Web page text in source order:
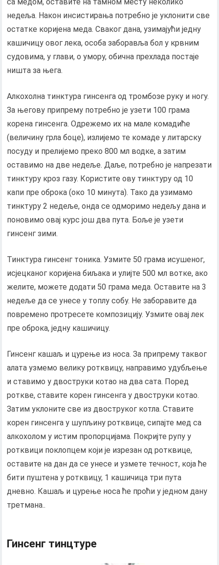
недеља. Након инсистирања потребно је уклонити све
остатке коријена меда. Сваког дана, узимајући једну
кашичицу овог лека, особа заборавља бол у крвним
судовима, у глави, о умору, обична прехлада постаје
ништа за њега.
Алкохолна тинктура гинсенга од тромбозе руку и ногу.
За његову припрему потребно је узети 100 грама
корена гинсенга. Одрежемо их на мале комадиће
(величину грла боце), излијемо те комаде у литарску
посуду и прелијемо преко 800 мл водке, а затим
оставимо на две недеље. Даље, потребно је напрезати
тинктуру кроз газу. Користите ову тинктуру од 10
капи пре оброка (око 10 минута). Тако да узимамо
тинктуру 2 недеље, онда се одморимо недељу дана и
поновимо овај курс још два пута. Боље је узети
гинсенг зими.
Тинктура гинсенг тоника. Узмите 50 грама исушеног,
исјецканог коријена биљака и улијте 500 мл вотке, ако
желите, можете додати 50 грама меда. Оставите на 3
недеље да се унесе у топлу собу. Не заборавите да
повремено протресете композицију. Узмите овај лек
пре оброка, једну кашичицу.
Гинсенг кашаљ и цурење из носа. За припрему таквог
алата узмемо велику ротквицу, направимо удубљење
и ставимо у двоструки котао на два сата. Поред
роткве, ставите корен гинсенга у двоструки котао.
Затим уклоните све из двоструког котла. Ставите
корен гинсенга у шупљину ротквице, сипајте мед са
алкохолом у истим пропорцијама. Покријте рупу у
ротквици поклопцем који је изрезан од ротквице,
оставите на дан да се унесе и узмете течност, која ће
бити пуштена у ротквицу, 1 кашичица три пута
дневно. Кашаљ и цурење носа ће проћи у једном дану
третмана..
Гинсенг тинцтуре